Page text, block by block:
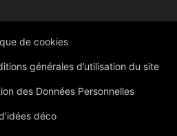
de cookies
générales d’utilisation du site
des Données Personnelles
déco